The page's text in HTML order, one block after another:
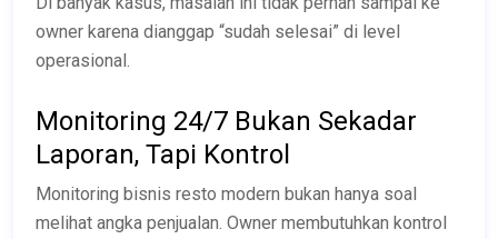
owner karena dianggap “sudah selesai” di level
operasional.
Monitoring 24/7 Bukan Sekadar
Laporan, Tapi Kontrol
Monitoring bisnis resto modern bukan hanya soal
melihat angka penjualan. Owner membutuhkan kontrol